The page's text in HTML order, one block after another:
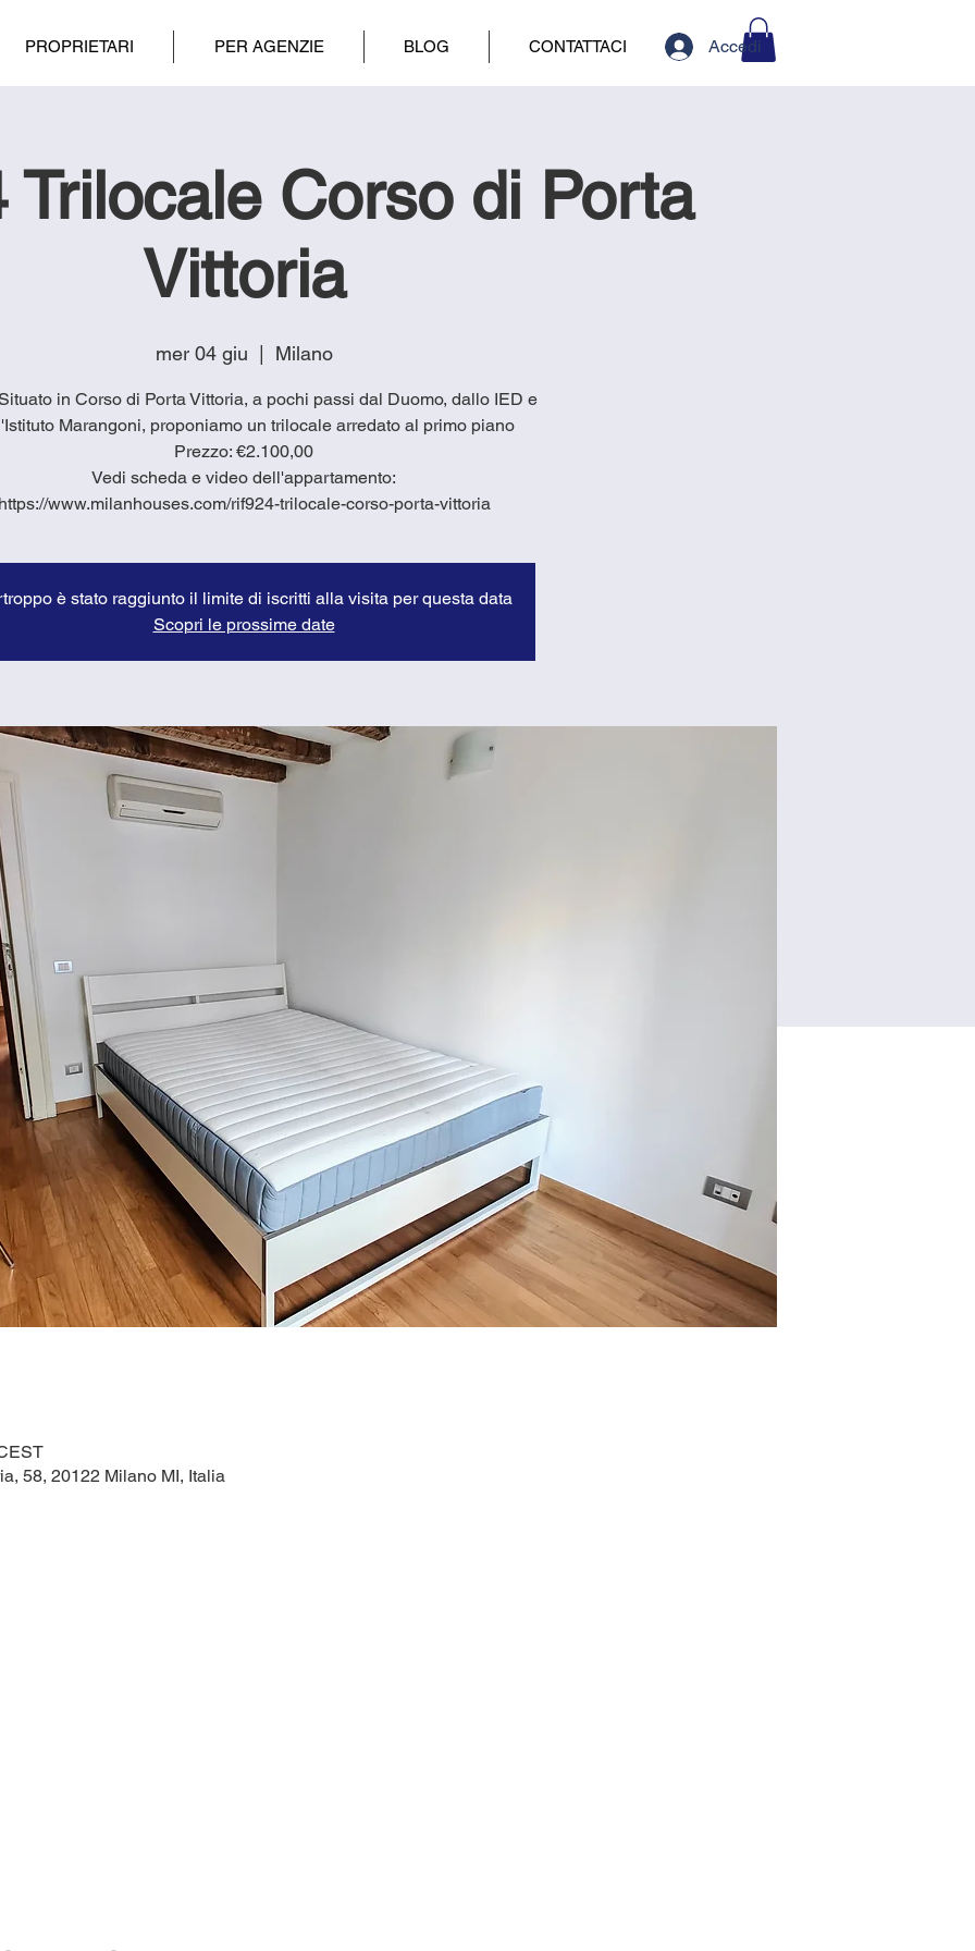
PROPRIETARI PER AGENZIE BLOG CONTATTACI Accedi
Trilocale Corso di Porta
Vittoria
mer 04 giu
  |
Milano
in Corso di Porta Vittoria, a pochi passi dal Duomo, dallo IED e
Marangoni, proponiamo un trilocale arredato al primo piano
Prezzo: €2.100,00
Vedi scheda e video dell'appartamento:
www.milanhouses.com/rif924-trilocale-corso-porta-vittoria
è stato raggiunto il limite di iscritti alla visita per questa data
Scopri le prossime date
58, 20122 Milano MI, Italia